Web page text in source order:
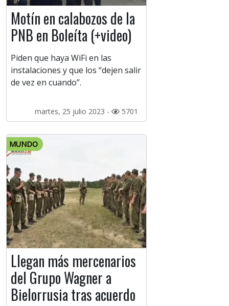
Motín en calabozos de la
PNB en Boleíta (+video)
Piden que haya WiFi en las
instalaciones y que los “dejen salir
de vez en cuando”.
martes, 25 julio 2023 - 5701
MUNDO
Llegan más mercenarios
del Grupo Wagner a
Bielorrusia tras acuerdo